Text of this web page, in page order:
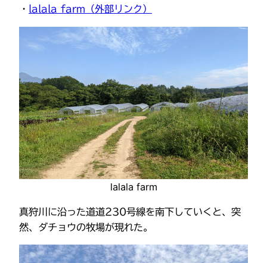
・ lalala farm（外部リンク）
lalala farm
真狩川に沿った道道230号線を南下していくと、突
然、ダチョウの牧場が現れた。